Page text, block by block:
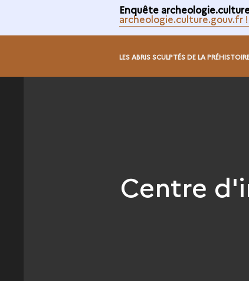
Enquête
archeologie.culture.gouv.fr !
LES ABRIS SCULPTÉS DE LA
Centre